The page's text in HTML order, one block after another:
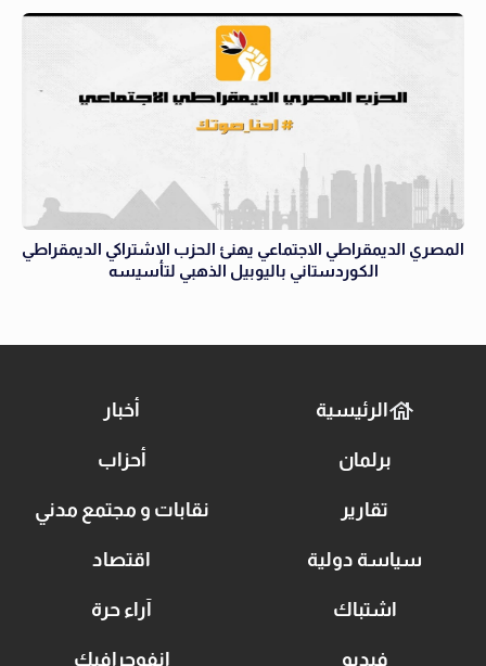
المصري الديمقراطي الاجتماعي يهنئ الحزب الاشتراكي الديمقراطي
الكوردستاني باليوبيل الذهبي لتأسيسه
الرئيسية أخبار
برلمان أحزاب
تقارير نقابات و مجتمع مدني
سياسة دولية اقتصاد
اشتباك آراء حرة
فيديو انفوجرافيك